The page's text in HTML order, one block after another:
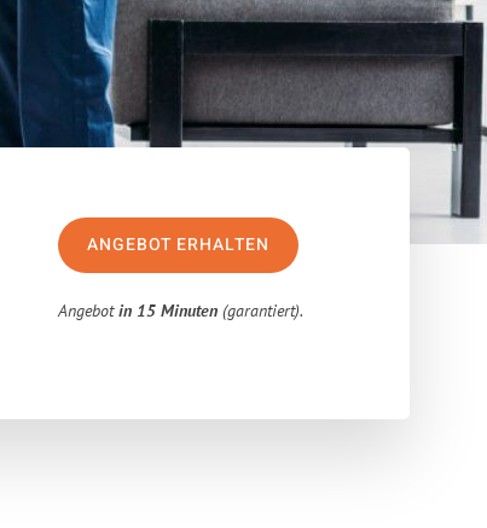
ANGEBOT ERHALTEN
Angebotin 15 Minuten (garantiert).